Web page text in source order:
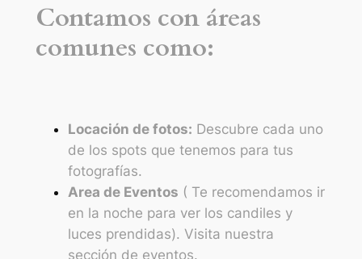
Contamos con áreas
comunes como:
Locación de fotos: Descubre cada uno
de los spots que tenemos para tus
fotografías.
Area de Eventos ( Te recomendamos ir
en la noche para ver los candiles y
luces prendidas). Visita nuestra
sección de eventos.